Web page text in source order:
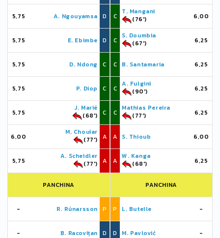
5,75 A. Ngouyamsa D
5,75 E. Ebimbe D
5,75 D. Ndong C
5,75 P. Diop C
5,75
J. Marié
(68')
C
6,00
M. Chouiar
(77')
A
5,75
A. Scheidler
(77')
A
PANCHINA
- R. Rúnarsson P
- B. Racovițan D
C
T. Mangani
(76')
6,00
C
S. Doumbia
(67')
6,25
C B. Santamaria 6,25
C
A. Fulgini
(90')
6,25
C
Mathias Pereira
(77')
6,25
A S. Thioub 6,00
A
W. Kanga
(68')
6,25
PANCHINA
P L. Butelle -
D M. Pavlović -